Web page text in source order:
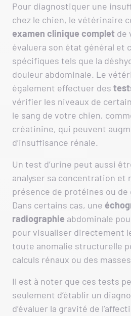
Pour diagnostiquer une
chez le chien, le vétérinaire
examen clinique complet de
évaluera son état général et
spécifiques tels que la
douleur abdominale. Le
également effectuer des
vérifier les niveaux de
le sang de votre chien,
créatinine, qui peuvent
d’insuffisance rénale.
Un test d’urine peut aussi
analyser sa concentration et
présence de protéines ou de
Dans certains cas, une
radiographie abdominale
pour visualiser directement
toute anomalie structurelle
calculs rénaux ou des
Il est à noter que ces tests
seulement d’établir un
d’évaluer la gravité de